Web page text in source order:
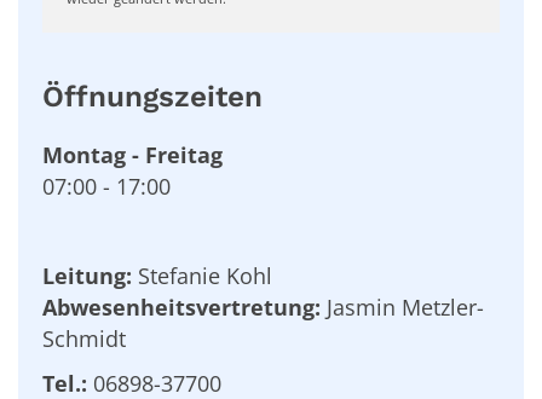
Öffnungszeiten
Montag - Freitag
07:00 - 17:00
Leitung: Stefanie Kohl
Abwesenheitsvertretung: Jasmin Metzler-
Schmidt
Tel.: 06898-37700